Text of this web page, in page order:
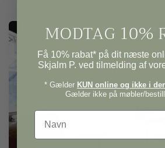
MODTAG 10%
Få 10% rabat* på dit næste
Skjalm P. ved tilmelding af
* Gælder KUN online og ikke i
Gælder ikke på møbler/
Navn